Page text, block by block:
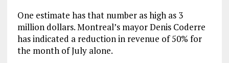
One estimate has that number as high as 3
million dollars. Montreal’s mayor Denis Coderre
has indicated a reduction in revenue of 50% for
the month of July alone.